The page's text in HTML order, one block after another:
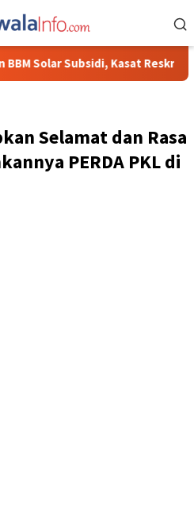
Polres Toraja Utara: Proses
Selamat dan Rasa
PERDA PKL di